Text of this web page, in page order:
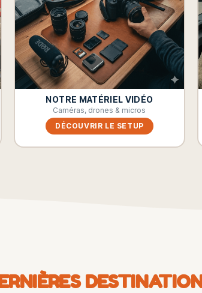
NOTRE MATÉRIEL VIDÉO
Caméras, drones & micros
DÉCOUVRIR LE SETUP